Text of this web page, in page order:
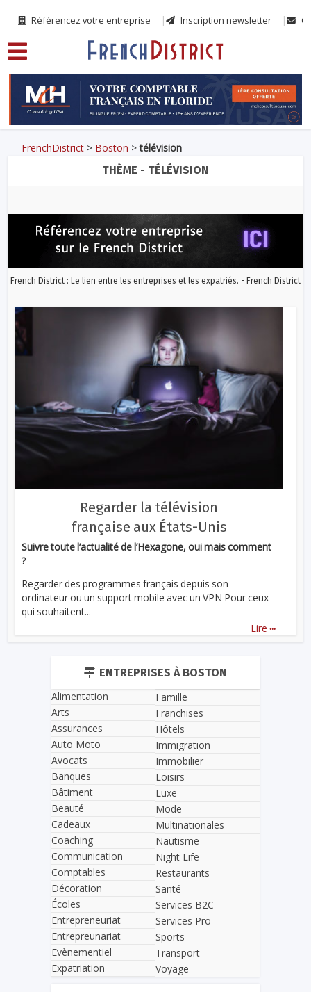
Référencez votre entreprise Inscription newsletter
FrenchDistrict > Boston >télévision
THÈME - TÉLÉVISION
French District : Le lien entre les entreprises et les expatriés. - French District
Regarder la télévision
française aux États-Unis
Suivre toute l’actualité de l’Hexagone, oui mais comment
?
Regarder des programmes français depuis son
ordinateur ou un support mobile avec un VPN Pour ceux
qui souhaitent...
Lire ...
ENTREPRISES À BOSTON
Alimentation
Arts
Assurances
Auto Moto
Avocats
Banques
Bâtiment
Beauté
Cadeaux
Coaching
Communication
Comptables
Décoration
Écoles
Entrepreneuriat
Entrepreunariat
Evènementiel
Expatriation
Famille
Franchises
Hôtels
Immigration
Immobilier
Loisirs
Luxe
Mode
Multinationales
Nautisme
Night Life
Restaurants
Santé
Services B2C
Services Pro
Sports
Transport
Voyage